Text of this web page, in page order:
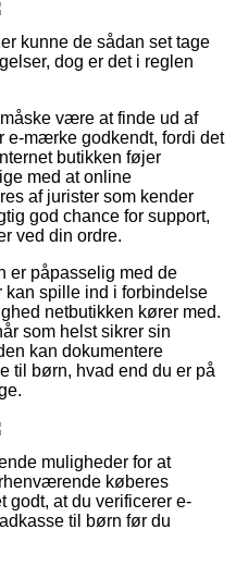
kunne de sådan set tage
dog er det i reglen
være at finde ud af
e-mærke godkendt, fordi det
butikken føjer
med at online
af jurister som kender
god chance for support,
ved din ordre.
er påpasselig med de
spille ind i forbindelse
netbutikken kører med.
som helst sikrer sin
kan dokumentere
til børn, hvad end du er på
muligheder for at
køberes
godt, at du verificerer e-
til børn før du